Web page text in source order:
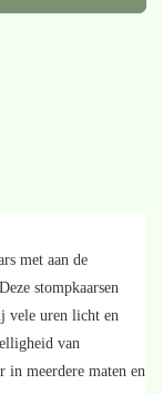
met aan de
stompkaarsen
vele uren licht en
van
in meerdere maten en